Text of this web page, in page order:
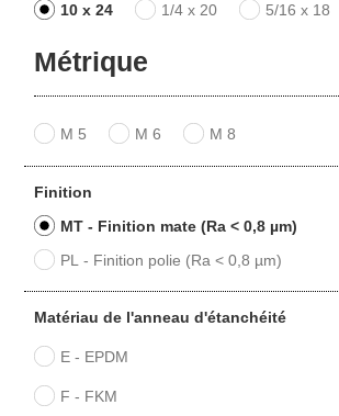
10 x 24 1/4 x 20 5/16 x 18
Métrique
M 5 M 6 M 8
Finition
MT - Finition mate (Ra < 0,8 µm)
PL - Finition polie (Ra < 0,8 µm)
Matériau de l'anneau d'étanchéité
E - EPDM
F - FKM